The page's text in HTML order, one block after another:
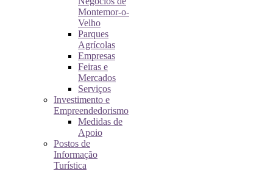
Montemor-o-
Velho
Parques
Agrícolas
Empresas
Feiras e
Mercados
Serviços
Investimento e
Empreendedorismo
Medidas de
Apoio
Postos de
Informação
Turística